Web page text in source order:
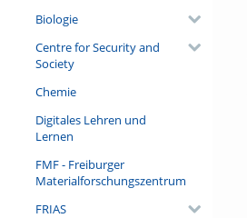
Biologie
Centre for Security and
Society
Chemie
Digitales Lehren und
Lernen
FMF - Freiburger
Materialforschungszentrum
FRIAS